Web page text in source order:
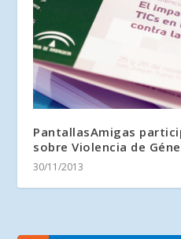
PantallasAmigas
sobre Violencia de
30/11/2013